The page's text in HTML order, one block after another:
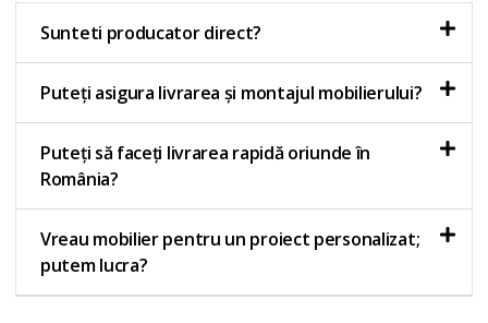
Sunteti producator direct?
Puteți asigura livrarea și montajul mobilierului?
Puteți să faceți livrarea rapidă oriunde în
România?
Vreau mobilier pentru un proiect personalizat;
putem lucra?